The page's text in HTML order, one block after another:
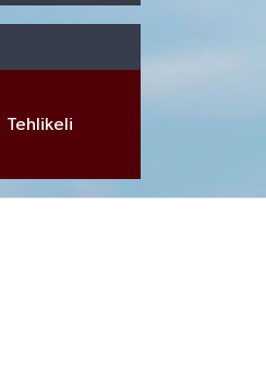
Tehlikeli